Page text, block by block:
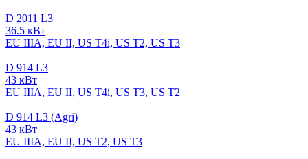
D 2011 L3
36.5 кВт
EU IIIA, EU II, US T4i, US T2, US T3
D 914 L3
43 кВт
EU IIIA, EU II, US T4i, US T3, US T2
D 914 L3 (Agri)
43 кВт
EU IIIA, EU II, US T2, US T3